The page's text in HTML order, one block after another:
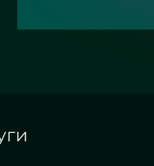
Наши услуги